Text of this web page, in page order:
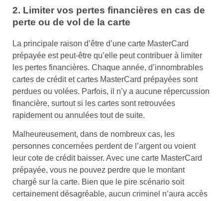
2. Limiter vos pertes financières en cas de
perte ou de vol de la carte
La principale raison d’être d’une carte MasterCard
prépayée est peut-être qu’elle peut contribuer à limiter
les pertes financières. Chaque année, d’innombrables
cartes de crédit et cartes MasterCard prépayées sont
perdues ou volées. Parfois, il n’y a aucune répercussion
financière, surtout si les cartes sont retrouvées
rapidement ou annulées tout de suite.
Malheureusement, dans de nombreux cas, les
personnes concernées perdent de l’argent ou voient
leur cote de crédit baisser. Avec une carte MasterCard
prépayée, vous ne pouvez perdre que le montant
chargé sur la carte. Bien que le pire scénario soit
certainement désagréable, aucun criminel n’aura accès